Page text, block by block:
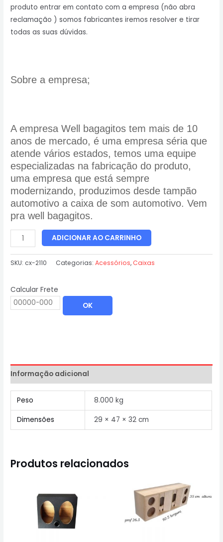
produto entrar em contato com a empresa (não abra
reclamação ) somos fabricantes iremos resolver e tirar
todas as suas dúvidas.
Sobre a empresa;
A empresa Well bagagitos tem mais de 10
anos de mercado, é uma empresa séria que
atende vários estados, temos uma equipe
especializadas na fabricação do produto,
uma empresa que está sempre
modernizando, produzimos desde tampão
automotivo a caixa de som automotivo. Vem
pra well bagagitos.
ADICIONAR AO CARRINHO
SKU:cx-2110 Categorias:Acessórios,Caixas
Calcular Frete
OK
Informação adicional
Peso 8.000 kg
Dimensões 29 × 47 × 32 cm
Produtos relacionados